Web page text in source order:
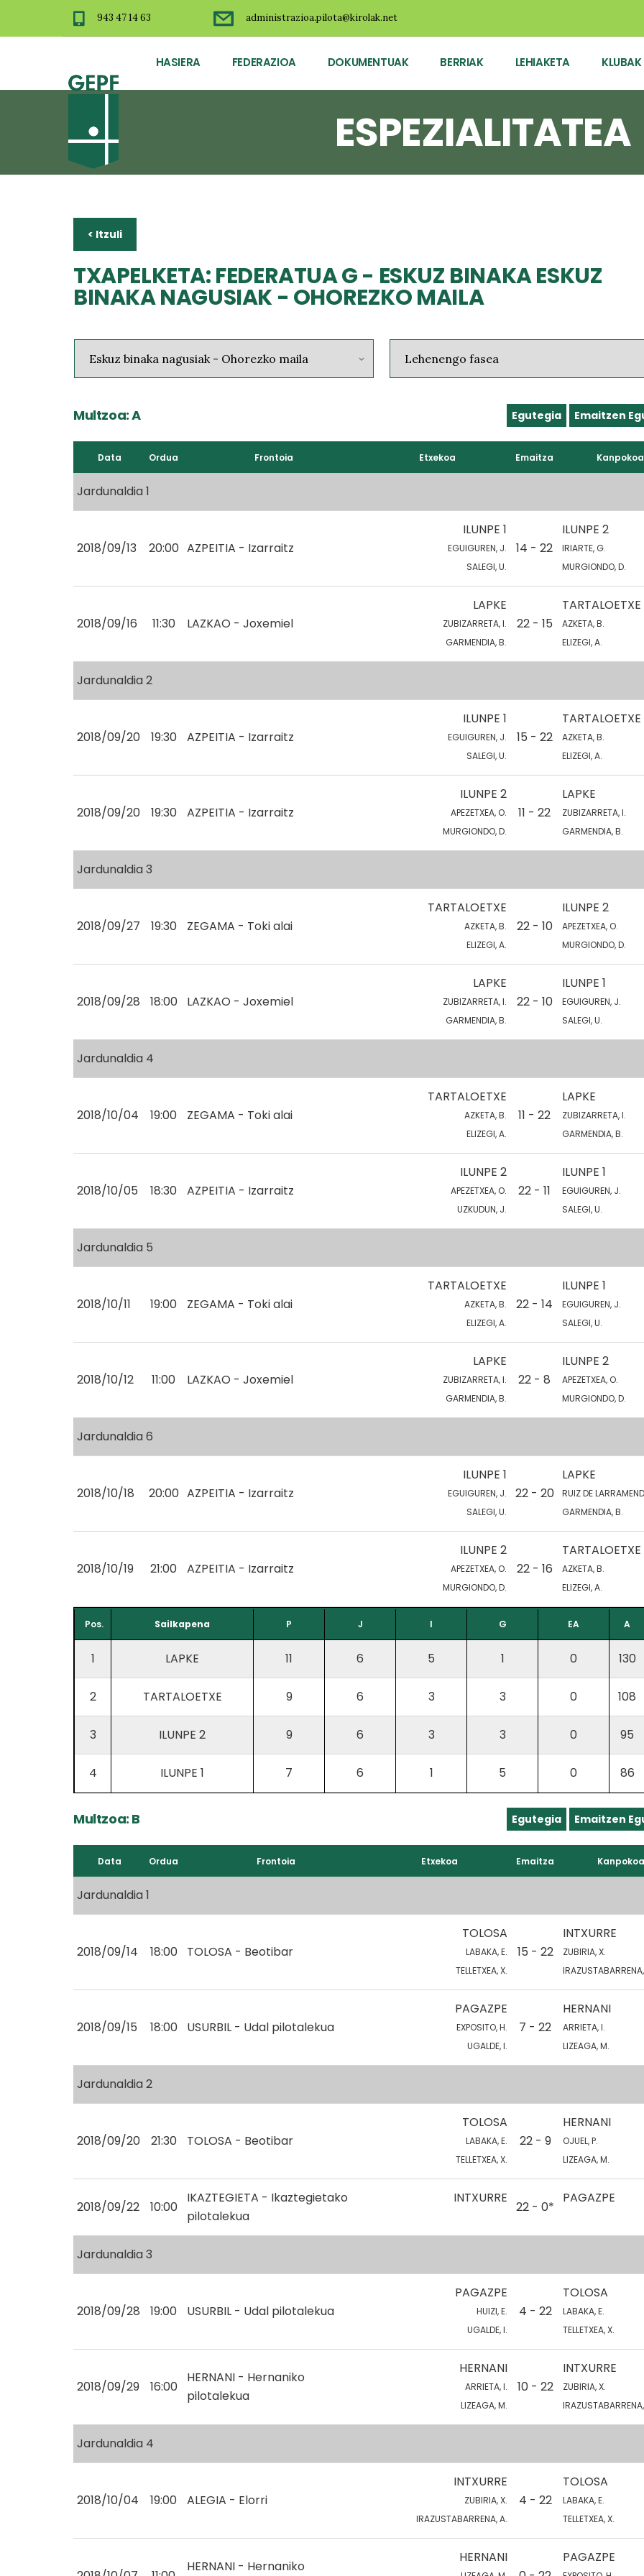
943 47 14 63 administrazioa.pilota@kirolak.net
HASIERA FEDERAZIOA DOKUMENTUAK BERRIAK LEHIAKETA KLUBAK
ESPEZIALITATEA
< Itzuli
TXAPELKETA: FEDERATUA G - ESKUZ BINAKA ESKUZ
BINAKA NAGUSIAK - OHOREZKO MAILA
Multzoa: A Egutegia Emaitzen
Data Ordua Frontoia Etxekoa Emaitza Kanpokoa
Jardunaldia 1
2018/09/13 20:00 AZPEITIA - Izarraitz
ILUNPE 1
EGUIGUREN, J.
SALEGI, U.
14 - 22
ILUNPE 2
IRIARTE, G.
MURGIONDO, D.
2018/09/16 11:30 LAZKAO - Joxemiel
LAPKE
ZUBIZARRETA, I.
GARMENDIA, B.
22 - 15
TARTALOETXE
AZKETA, B.
ELIZEGI, A.
Jardunaldia 2
2018/09/20 19:30 AZPEITIA - Izarraitz
ILUNPE 1
EGUIGUREN, J.
SALEGI, U.
15 - 22
TARTALOETXE
AZKETA, B.
ELIZEGI, A.
2018/09/20 19:30 AZPEITIA - Izarraitz
ILUNPE 2
APEZETXEA, O.
MURGIONDO, D.
11 - 22
LAPKE
ZUBIZARRETA, I.
GARMENDIA, B.
Jardunaldia 3
2018/09/27 19:30 ZEGAMA - Toki alai
TARTALOETXE
AZKETA, B.
ELIZEGI, A.
22 - 10
ILUNPE 2
APEZETXEA, O.
MURGIONDO, D.
2018/09/28 18:00 LAZKAO - Joxemiel
LAPKE
ZUBIZARRETA, I.
GARMENDIA, B.
22 - 10
ILUNPE 1
EGUIGUREN, J.
SALEGI, U.
Jardunaldia 4
2018/10/04 19:00 ZEGAMA - Toki alai
TARTALOETXE
AZKETA, B.
ELIZEGI, A.
11 - 22
LAPKE
ZUBIZARRETA, I.
GARMENDIA, B.
2018/10/05 18:30 AZPEITIA - Izarraitz
ILUNPE 2
APEZETXEA, O.
UZKUDUN, J.
22 - 11
ILUNPE 1
EGUIGUREN, J.
SALEGI, U.
Jardunaldia 5
2018/10/11 19:00 ZEGAMA - Toki alai
TARTALOETXE
AZKETA, B.
ELIZEGI, A.
22 - 14
ILUNPE 1
EGUIGUREN, J.
SALEGI, U.
2018/10/12 11:00 LAZKAO - Joxemiel
LAPKE
ZUBIZARRETA, I.
GARMENDIA, B.
22 - 8
ILUNPE 2
APEZETXEA, O.
MURGIONDO, D.
Jardunaldia 6
2018/10/18 20:00 AZPEITIA - Izarraitz
ILUNPE 1
EGUIGUREN, J.
SALEGI, U.
22 - 20
LAPKE
RUIZ DE
GARMENDIA, B.
2018/10/19 21:00 AZPEITIA - Izarraitz
ILUNPE 2
APEZETXEA, O.
MURGIONDO, D.
22 - 16
TARTALOETXE
AZKETA, B.
ELIZEGI, A.
Pos. Sailkapena P J I G EA A
1 LAPKE 11 6 5 1 0 130
2 TARTALOETXE 9 6 3 3 0 108
3 ILUNPE 2 9 6 3 3 0 95
4 ILUNPE 1 7 6 1 5 0 86
Multzoa: B Egutegia Emaitzen
Data Ordua Frontoia Etxekoa Emaitza Kanpokoa
Jardunaldia 1
2018/09/14 18:00 TOLOSA - Beotibar
TOLOSA
LABAKA, E.
TELLETXEA, X.
15 - 22
INTXURRE
ZUBIRIA, X.
2018/09/15 18:00 USURBIL - Udal pilotalekua
PAGAZPE
EXPOSITO, H.
UGALDE, I.
7 - 22
HERNANI
ARRIETA, I.
LIZEAGA, M.
Jardunaldia 2
2018/09/20 21:30 TOLOSA - Beotibar
TOLOSA
LABAKA, E.
TELLETXEA, X.
22 - 9
HERNANI
OJUEL, P.
LIZEAGA, M.
2018/09/22 10:00
IKAZTEGIETA - Ikaztegietako
pilotalekua
INTXURRE
22 - 0*
PAGAZPE
Jardunaldia 3
2018/09/28 19:00 USURBIL - Udal pilotalekua
PAGAZPE
HUIZI, E.
UGALDE, I.
4 - 22
TOLOSA
LABAKA, E.
TELLETXEA, X.
2018/09/29 16:00
HERNANI - Hernaniko
pilotalekua
HERNANI
ARRIETA, I.
LIZEAGA, M.
10 - 22
INTXURRE
ZUBIRIA, X.
Jardunaldia 4
2018/10/04 19:00 ALEGIA - Elorri
INTXURRE
ZUBIRIA, X.
IRAZUSTABARRENA, A.
4 - 22
TOLOSA
LABAKA, E.
TELLETXEA, X.
HERNANI - Hernaniko
HERNANI PAGAZPE